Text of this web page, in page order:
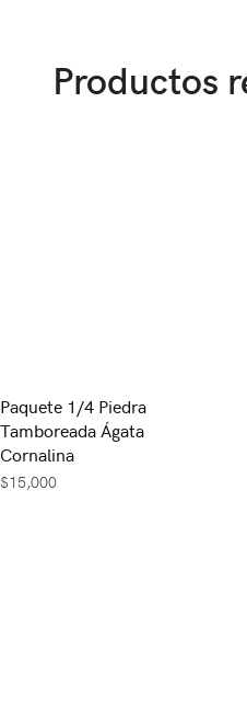
Productos
Paquete 1/4 Piedra
Tamboreada Ágata
Cornalina
$15,000